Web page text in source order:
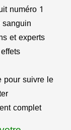
numéro 1
et experts
pour suivre le
complet